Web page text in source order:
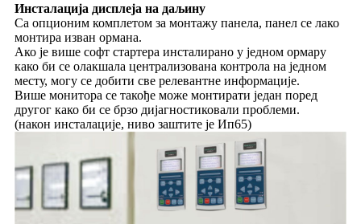
Инсталација дисплеја на даљину
Са опционим комплетом за монтажу панела, панел се лако
монтира изван ормана.
Ако је више софт стартера инсталирано у једном ормару
како би се олакшала централизована контрола на једном
месту, могу се добити све релевантне информације.
Више монитора се такође може монтирати један поред
другог како би се брзо дијагностиковали проблеми.
(након инсталације, ниво заштите је Ип65)